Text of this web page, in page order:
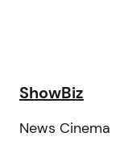
ShowBiz
News Cinema